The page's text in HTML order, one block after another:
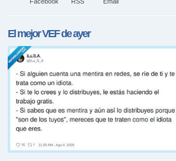
El mejorVEFde ayer